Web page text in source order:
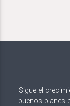
Sigue el
buenos planes